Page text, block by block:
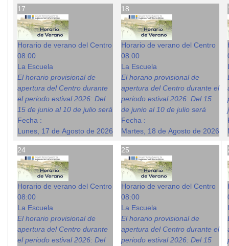
17
Horario de verano del Centro
08:00
La Escuela
El horario provisional de
apertura del Centro durante
el periodo estival 2026: Del
15 de junio al 10 de julio será
Fecha :
Lunes, 17 de Agosto de 2026
18
Horario de verano del Centro
08:00
La Escuela
El horario provisional de
apertura del Centro durante el
periodo estival 2026: Del 15
de junio al 10 de julio será
Fecha :
Martes, 18 de Agosto de 2026
24
Horario de verano del Centro
08:00
La Escuela
El horario provisional de
apertura del Centro durante
el periodo estival 2026: Del
25
Horario de verano del Centro
08:00
La Escuela
El horario provisional de
apertura del Centro durante el
periodo estival 2026: Del 15